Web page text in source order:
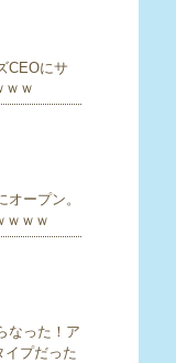
CEOにサ
ｗｗ
ープン。
ｗｗｗ
なった！ア
イプだった